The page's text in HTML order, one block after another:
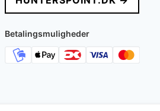
Betalingsmuligheder